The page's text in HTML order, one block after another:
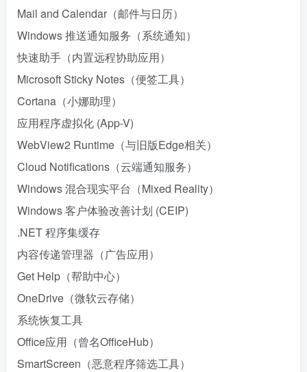
Mail and Calendar（邮件与日历）
Windows 推送通知服务（系统通知）
快速助手（内置远程协助应用）
Microsoft Sticky Notes（便签工具）
Cortana（小娜助理）
应用程序虚拟化 (App-V)
WebView2 Runtime（与旧版Edge相关）
Cloud Notifications（云端通知服务）
Windows 混合现实平台（Mixed Reality）
Windows 客户体验改善计划 (CEIP)
.NET 程序集缓存
内容传递管理器（广告应用）
Get Help（帮助中心）
OneDrive（微软云存储）
系统恢复工具
Office应用（曾名OfficeHub）
SmartScreen（恶意程序筛选工具）